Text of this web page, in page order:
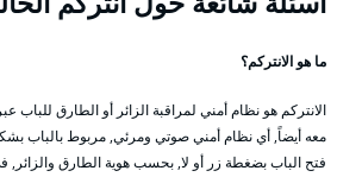
ما هو الانتركم؟
الانتركم هو نظام أمني لمراقبة الزائر أو الطارق للباب
معه أيضاً, أي نظام أمني صوتي ومرئي, مربوط بالباب
فتح الباب بضغطة زر أو لا, بحسب هوية الطارق والزائر,